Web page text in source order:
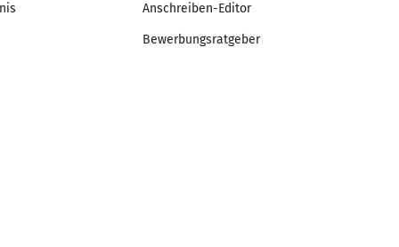
Anschreiben-Editor
Bewerbungsratgeber